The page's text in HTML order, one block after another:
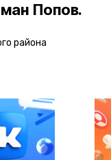
Попов.
района